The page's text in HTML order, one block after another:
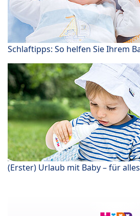
Schlaftipps: So helfen Sie Ihrem
(Erster) Urlaub mit Baby – für